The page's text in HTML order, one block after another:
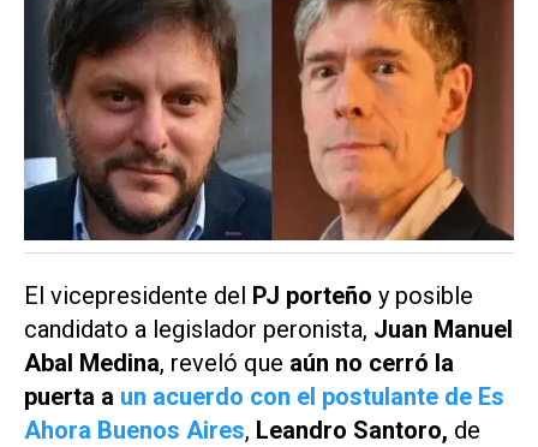
El vicepresidente del PJ porteño y posible
candidato a legislador peronista, Juan Manuel
Abal Medina, reveló que aún no cerró la
puerta a un acuerdo con el postulante de Es
Ahora Buenos Aires, Leandro Santoro, de